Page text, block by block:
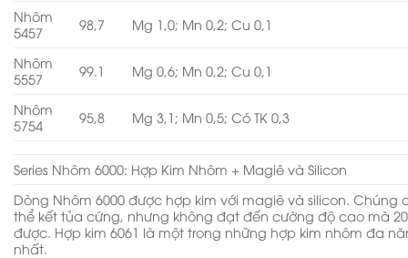
Nhôm
5457
98,7 Mg 1,0; Mn 0,2; Cu 0,1
Nhôm
5557
99.1 Mg 0,6; Mn 0,2; Cu 0,1
Nhôm
5754
95,8 Mg 3,1; Mn 0,5; Có TK 0,3
Series Nhôm 6000: Hợp Kim Nhôm + Magiê và Silicon
Dòng Nhôm 6000 được hợp kim với magiê và silicon.
thể kết tủa cứng, nhưng không đạt đến cường độ cao mà
được. Hợp kim 6061 là một trong những hợp kim nhôm đa
nhất.